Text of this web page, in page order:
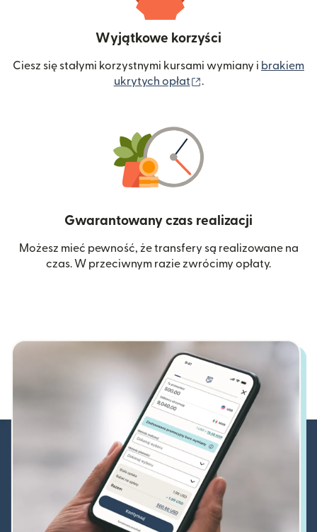
Wyjątkowe korzyści
Ciesz się stałymi korzystnymi kursami wymiany i brakiem
ukrytych opłat
.
Gwarantowany czas realizacji
Możesz mieć pewność, że transfery są realizowane na
czas. W przeciwnym razie zwrócimy opłaty.